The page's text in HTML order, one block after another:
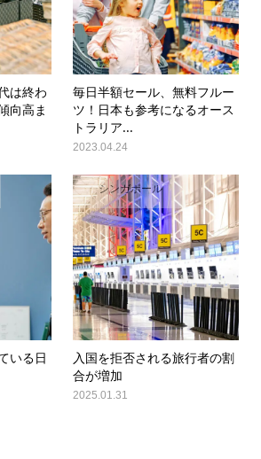
は終わ
向高ま
毎日半額セール、無料フルー
ツ！日本も参考になるオース
トラリア...
2023.04.24
いる日
シンガポール
入国を拒否される旅行者の割
合が増加
2025.01.31